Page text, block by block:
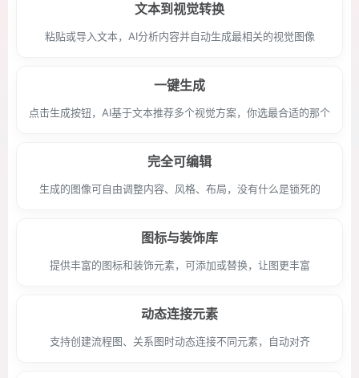
文本到视觉转换
粘贴或导入文本，AI分析内容并自动生成最相关的视觉图像
一键生成
点击生成按钮，AI基于文本推荐多个视觉方案，你选最合适的那个
完全可编辑
生成的图像可自由调整内容、风格、布局，没有什么是锁死的
图标与装饰库
提供丰富的图标和装饰元素，可添加或替换，让图更丰富
动态连接元素
支持创建流程图、关系图时动态连接不同元素，自动对齐